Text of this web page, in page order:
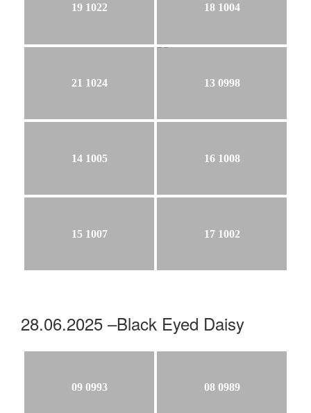
19 1022 18 1004
21 1024 13 0998
14 1005 16 1008
15 1007 17 1002
28.06.2025 –Black Eyed Daisy
09 0993 08 0989